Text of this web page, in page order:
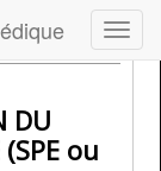
Menu
DU
(SPE ou